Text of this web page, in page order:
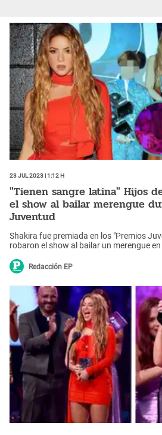
23 Jul 2023 | 1:12 h
"Tienen sangre latina" Hijos
el show al bailar merengue
Juventud
Shakira fue premiada en los "Premios
robaron el show al bailar un merengue
Redacción EP